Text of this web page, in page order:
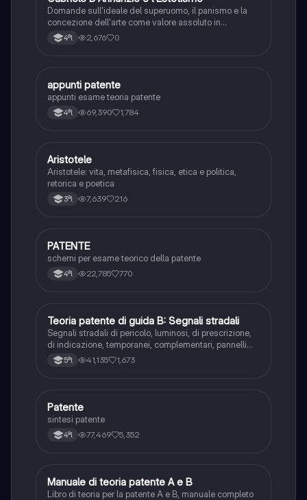
Domande sull'ideale del superuomo, il panismo e la
concezione dell'arte come valore assoluto in
D'Annunzio.
4ªl 2,676 0
Altro
appunti patente
appunti esame teoria patente
4ªl 69,390 1,784
Filosofia
Aristotele
Aristotele: vita, metafisica, fisica, etica e politica,
retorica e poetica
3ªl 7,639 216
Altro
PATENTE
schemi per esame teorico della patente
4ªl 22,785 770
Ed. civ.
Teoria patente di guida B: Segnali stradali
Segnali stradali di pericolo, luminosi, di prescrizione,
di indicazione, temporanei, complementari, pannelli
integrativi, segnaletica orizzontale, segnalazioni
agenti del traffico, distanza di visibilità per l‘arresto,
5ªl 41,135 1,673
Altro
Patente
sintesi patente
4ªl 77,469 5,352
Italiano
Manuale di teoria patente A e B
Libro di teoria per la patente A e B, manuale completo